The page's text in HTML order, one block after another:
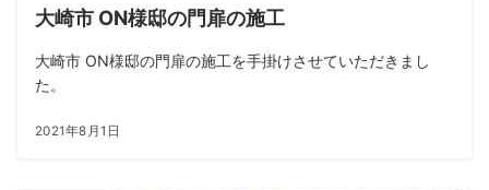
大崎市 ON様邸の門扉の施工
大崎市 ON様邸の門扉の施工を手掛けさせていただきまし
た。
2021年8月1日